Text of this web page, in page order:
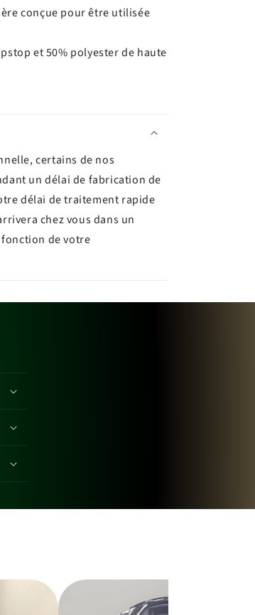
conçue pour être utilisée
et 50% polyester de haute
certains de nos
un délai de fabrication de
délai de traitement rapide
chez vous dans un
de votre